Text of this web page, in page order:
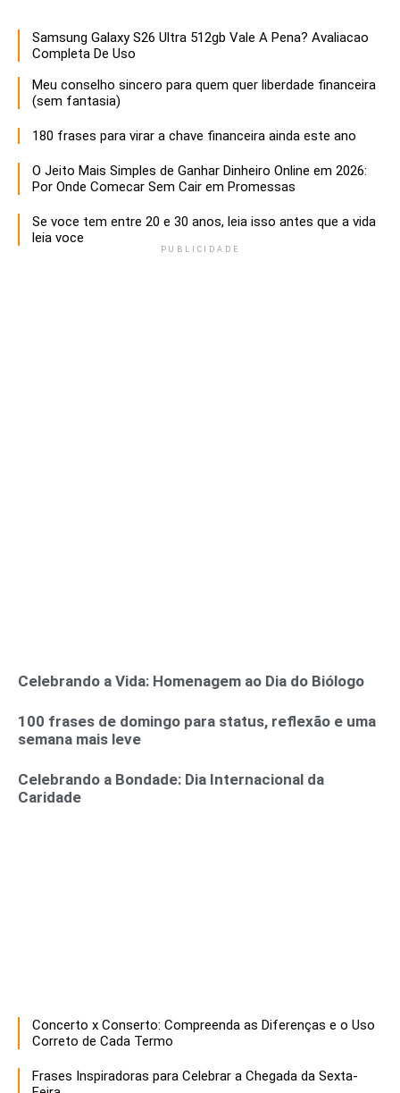
Samsung Galaxy S26 Ultra 512gb Vale A Pena? Avaliacao
Completa De Uso
Meu conselho sincero para quem quer liberdade financeira
(sem fantasia)
180 frases para virar a chave financeira ainda este ano
O Jeito Mais Simples de Ganhar Dinheiro Online em 2026:
Por Onde Comecar Sem Cair em Promessas
Se voce tem entre 20 e 30 anos, leia isso antes que a vida
leia voce
PUBLICIDADE
Celebrando a Vida: Homenagem ao Dia do Biólogo
100 frases de domingo para status, reflexão e uma
semana mais leve
Celebrando a Bondade: Dia Internacional da
Caridade
Concerto x Conserto: Compreenda as Diferenças e o Uso
Correto de Cada Termo
Frases Inspiradoras para Celebrar a Chegada da Sexta-